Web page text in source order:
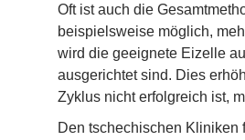
Oft ist auch die
beispielsweise möglich,
wird die geeignete Eizelle
ausgerichtet sind. Dies
Zyklus nicht erfolgreich ist,
Den tschechischen Kliniken